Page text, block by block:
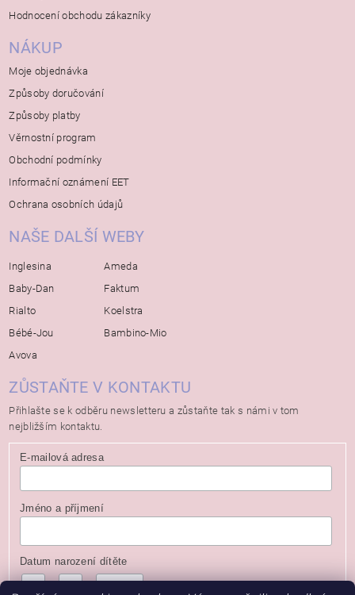
Hodnocení obchodu zákazníky
NÁKUP
Moje objednávka
Způsoby doručování
Způsoby platby
Věrnostní program
Obchodní podmínky
Informační oznámení EET
Ochrana osobních údajů
NAŠE DALŠÍ WEBY
Inglesina
Baby-Dan
Rialto
Bébé-Jou
Avova
Ameda
Faktum
Koelstra
Bambino-Mio
ZŮSTAŇTE V KONTAKTU
Přihlašte se k odběru newsletteru a zůstaňte tak s námi v tom
nejbližším kontaktu.
E-mailová adresa
Jméno a příjmení
Datum narození dítěte